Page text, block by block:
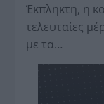
Έκπληκτη, η
τελευταίες
με τα…